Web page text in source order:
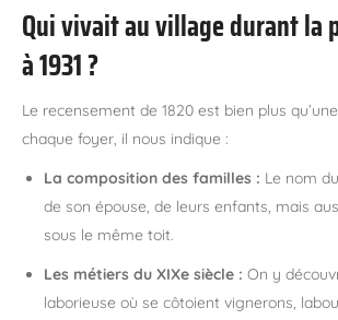
Qui vivait au village durant la
à 1931 ?
Le recensement de 1820 est bien plus
chaque foyer, il nous indique :
La composition des familles : Le nom
de son épouse, de leurs enfants, mais
sous le même toit.
Les métiers du XIXe siècle : On y
laborieuse où se côtoient vignerons,